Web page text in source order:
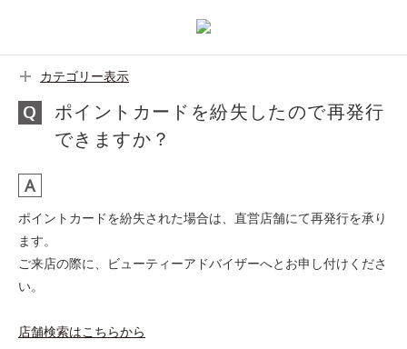
カテゴリー表示
ポイントカードを紛失したので再発行
できますか？
ポイントカードを紛失された場合は、直営店舗にて再発行を承り
ます。
ご来店の際に、ビューティーアドバイザーへとお申し付けくださ
い。
店舗検索はこちらから